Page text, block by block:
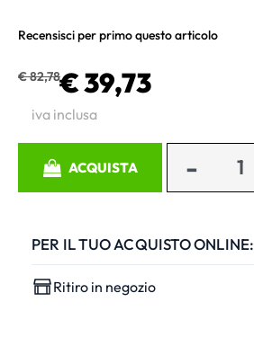
Recensisci per primo questo articolo
€ 82,78€ 39,73
iva inclusa
ACQUISTA
PER IL TUO ACQUISTO ONLINE:
Ritiro in negozio